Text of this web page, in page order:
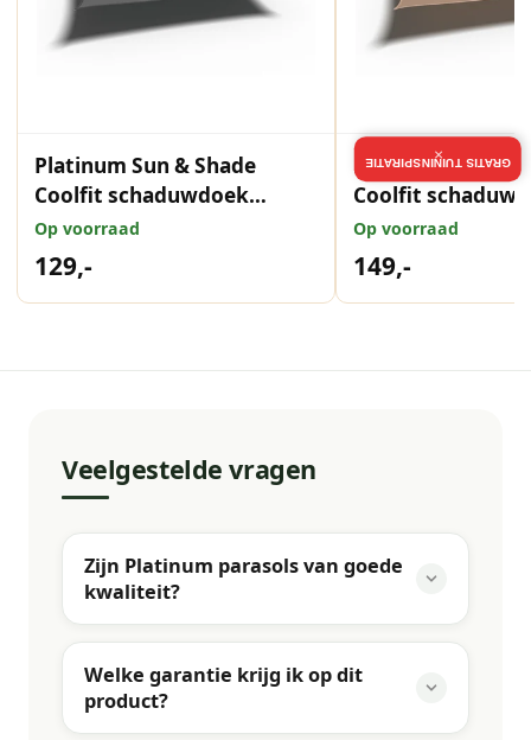
Platinum Sun & Shade
Coolfit schaduwdoek
rechthoek, 400x300cm,
Antraciet
Op voorraad
129,-
Platinum Sun &
Coolfit
rechthoek,
Zand
Op voorraad
149,-
Veelgestelde vragen
Zijn Platinum parasols van goede
kwaliteit?
Welke garantie krijg ik op dit
product?
GRATIS TUININSPIRATIE
×